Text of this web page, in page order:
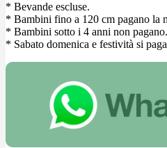
* Bevande escluse.
* Bambini fino a 120 cm pagano la
* Bambini sotto i 4 anni non pagano.
* Sabato domenica e festività si